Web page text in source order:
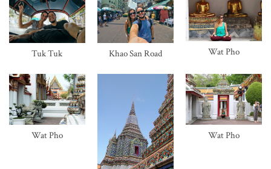
Tuk Tuk Khao San Road Wat Pho
Wat Pho Wat Pho